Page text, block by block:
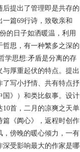
后提出了管理即是共存的
篇69行诗，致敬亲和
的日子如洒暖温，利用
哲思，有一种繁多之深的
学思想:矛盾是分离的存
厚重起伏的特点。提出
了写小抒情、共有特点抒
国》）和类比叙事。设计
首，二月的凉爽之天单
篇《阗心》，返程时创作
，傍晚的暖心倾力，一有
深受影响最大的作家是哪